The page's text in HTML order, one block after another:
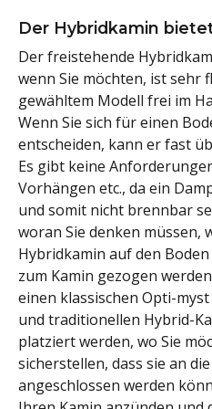
Der Hybridkamin
Der freistehende
wenn Sie möchten, ist sehr
gewähltem Modell frei im
Wenn Sie sich für einen
entscheiden, kann er fast
Es gibt keine
Vorhängen etc., da ein
und somit nicht brennbar
woran Sie denken müssen,
Hybridkamin auf den
zum Kamin gezogen
einen klassischen Opti-
und traditionellen Hybrid-
platziert werden, wo Sie
sicherstellen, dass sie an
angeschlossen werden